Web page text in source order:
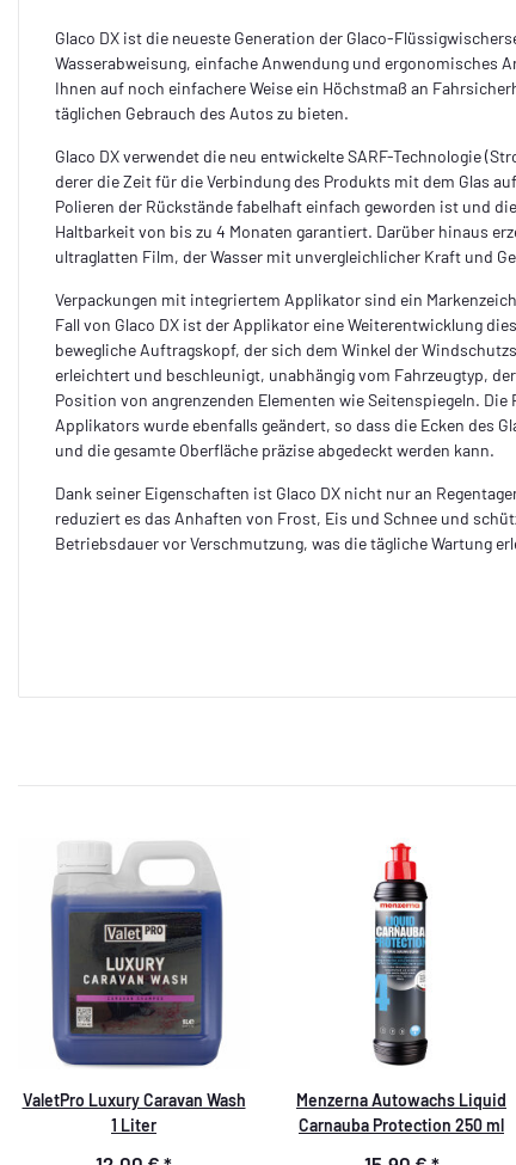
Glaco DX ist die neueste Generation der Glaco-
Wasserabweisung, einfache Anwendung und ergonomisches
Ihnen auf noch einfachere Weise ein Höchstmaß an
täglichen Gebrauch des Autos zu bieten.
Glaco DX verwendet die neu entwickelte SARF-Technologie
derer die Zeit für die Verbindung des Produkts mit dem Glas
Polieren der Rückstände fabelhaft einfach geworden ist und
Haltbarkeit von bis zu 4 Monaten garantiert. Darüber hinaus
ultraglatten Film, der Wasser mit unvergleichlicher Kraft und
Verpackungen mit integriertem Applikator sind ein
Fall von Glaco DX ist der Applikator eine Weiterentwicklung
bewegliche Auftragskopf, der sich dem Winkel der
erleichtert und beschleunigt, unabhängig vom Fahrzeugtyp,
Position von angrenzenden Elementen wie Seitenspiegeln.
Applikators wurde ebenfalls geändert, so dass die Ecken des
und die gesamte Oberfläche präzise abgedeckt werden kann.
Dank seiner Eigenschaften ist Glaco DX nicht nur an
reduziert es das Anhaften von Frost, Eis und Schnee und
Betriebsdauer vor Verschmutzung, was die tägliche Wartung
ValetPro Luxury Caravan Wash
1 Liter
Menzerna Autowachs Liquid
Carnauba Protection 250 ml